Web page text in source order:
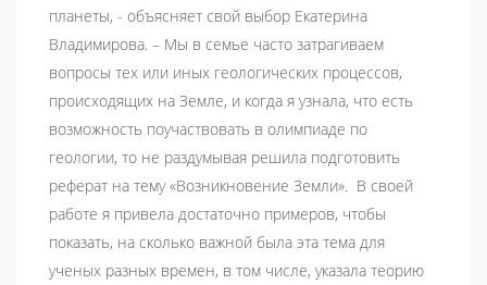
планеты, - объясняет свой выбор Екатерина
Владимирова. – Мы в семье часто затрагиваем
вопросы тех или иных геологических процессов,
происходящих на Земле, и когда я узнала, что есть
возможность поучаствовать в олимпиаде по
геологии, то не раздумывая решила подготовить
реферат на тему «Возникновение Земли». В своей
работе я привела достаточно примеров, чтобы
показать, на сколько важной была эта тема для
ученых разных времен, в том числе, указала теорию